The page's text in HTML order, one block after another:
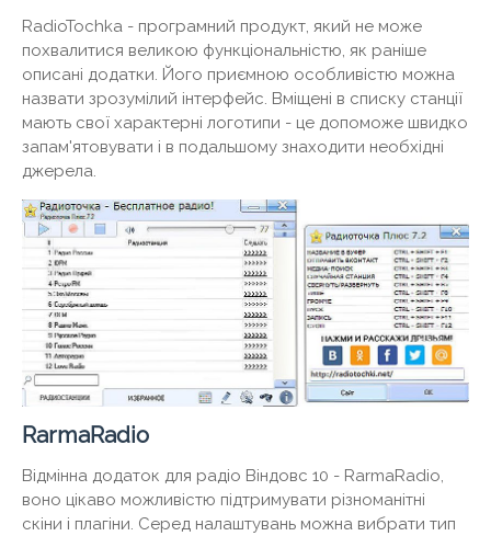
RadioTochka - програмний продукт, який не може
похвалитися великою функціональністю, як раніше
описані додатки. Його приємною особливістю можна
назвати зрозумілий інтерфейс. Вміщені в списку станції
мають свої характерні логотипи - це допоможе швидко
запам'ятовувати і в подальшому знаходити необхідні
джерела.
RarmaRadio
Відмінна додаток для радіо Віндовс 10 - RarmaRadio,
воно цікаво можливістю підтримувати різноманітні
скіни і плагіни. Серед налаштувань можна вибрати тип